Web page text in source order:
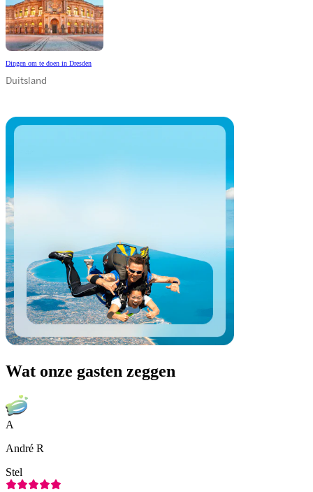
Dingen om te doen in Dresden
Duitsland
Wat onze gasten zeggen
A
André R
Stel